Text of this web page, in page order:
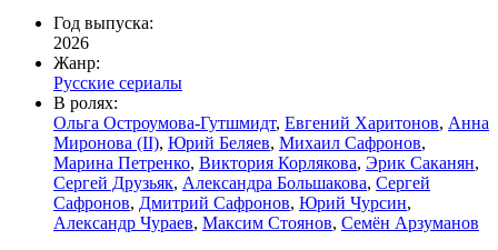
Год выпуска:
2026
Жанр:
Русские сериалы
В ролях:
Ольга Остроумова-Гутшмидт, Евгений Харитонов, Анна
Миронова (II), Юрий Беляев, Михаил Сафронов,
Марина Петренко, Виктория Корлякова, Эрик Саканян,
Сергей Друзьяк, Александра Большакова, Сергей
Сафронов, Дмитрий Сафронов, Юрий Чурсин,
Александр Чураев, Максим Стоянов, Семён Арзуманов